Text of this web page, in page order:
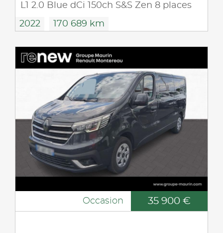
L1 2.0 Blue dCi 150ch S&S Zen 8 places
2022 170 689 km
Occasion 35 900 €